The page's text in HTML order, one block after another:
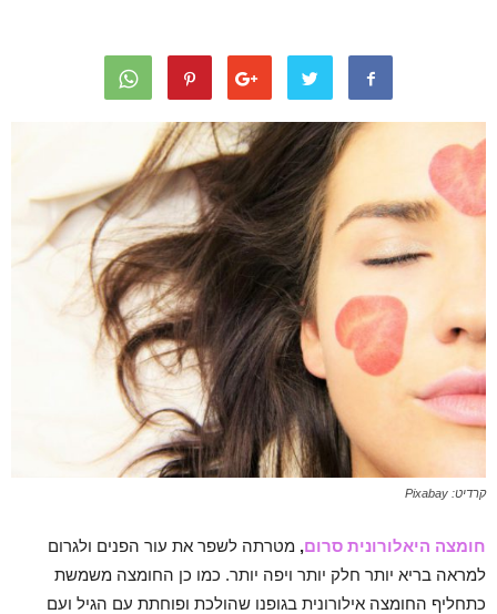
קרדיט: Pixabay
חומצה היאלורונית סרום, מטרתה לשפר את עור הפנים ולגרום
למראה בריא יותר חלק יותר ויפה יותר. כמו כן החומצה משמשת
כתחליף החומצה אילורונית בגופנו שהולכת ופוחתת עם הגיל ועם